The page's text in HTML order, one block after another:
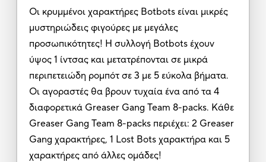
Οι κρυμμένοι χαρακτήρες Botbots είναι μικρές
μυστηριώδεις φιγούρες με μεγάλες
προσωπικότητες! Η συλλογή Botbots έχουν
ύψος 1 ίντσας και μετατρέπονται σε μικρά
περιπετειώδη ρομπότ σε 3 με 5 εύκολα βήματα.
Οι αγοραστές θα βρουν τυχαία ένα από τα 4
διαφορετικά Greaser Gang Team 8-packs. Κάθε
Greaser Gang Team 8-packs περιέχει: 2 Greaser
Gang χαρακτήρες, 1 Lost Bots χαρακτήρα και 5
χαρακτήρες από άλλες ομάδες!